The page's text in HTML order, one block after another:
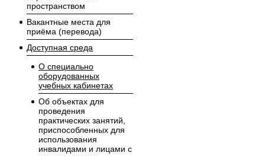
пространством
Вакантные места для
приёма (перевода)
Доступная среда
О специально
оборудованных
учебных кабинетах
Об объектах для
проведения
практических занятий,
приспособленных для
использования
инвалидами и лицами с